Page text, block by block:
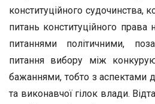
конституційного судочинства,
питань конституційного
питаннями політичними,
питання вибору між
бажаннями, тобто з аспектами
та виконавчої гілок влади.